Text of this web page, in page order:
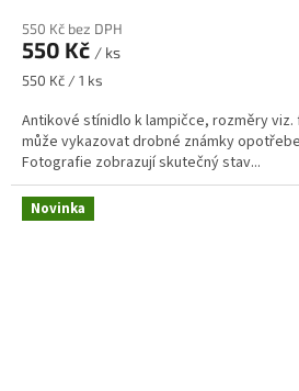
550 Kč bez DPH
550 Kč / ks
Měrná
550 Kč / 1 ks
Antikové stínidlo k lampičce, rozměry
může vykazovat drobné známky
Fotografie zobrazují skutečný stav...
Novinka